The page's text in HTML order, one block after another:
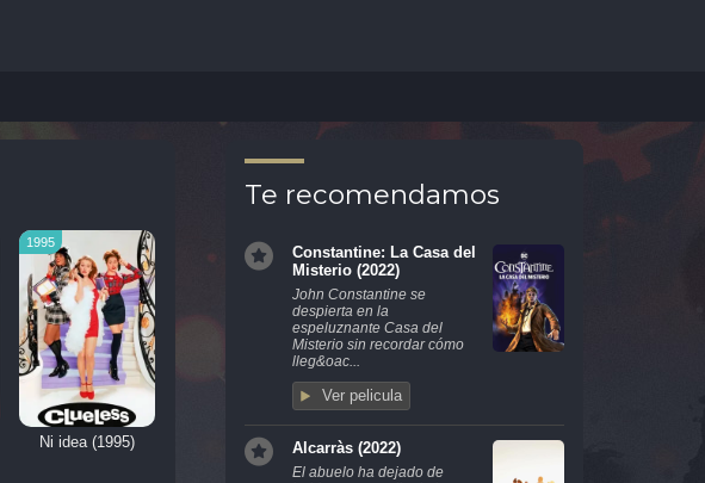
1995
Ni idea (1995)
Te recomendamos
Constantine: La Casa del
Misterio (2022)
John Constantine se
despierta en la
espeluznante Casa del
Misterio sin recordar cómo
lleg&oac...
Ver pelicula
Alcarràs (2022)
El abuelo ha dejado de